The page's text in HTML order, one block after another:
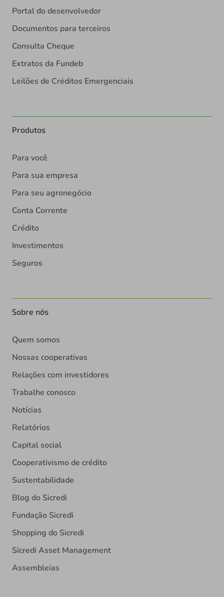
Portal do desenvolvedor
Documentos para terceiros
Consulta Cheque
Extratos da Fundeb
Leilões de Créditos Emergenciais
Produtos
Para você
Para sua empresa
Para seu agronegócio
Conta Corrente
Crédito
Investimentos
Seguros
Sobre nós
Quem somos
Nossas cooperativas
Relações com investidores
Trabalhe conosco
Notícias
Relatórios
Capital social
Cooperativismo de crédito
Sustentabilidade
Blog do Sicredi
Fundação Sicredi
Shopping do Sicredi
Sicredi Asset Management
Assembleias